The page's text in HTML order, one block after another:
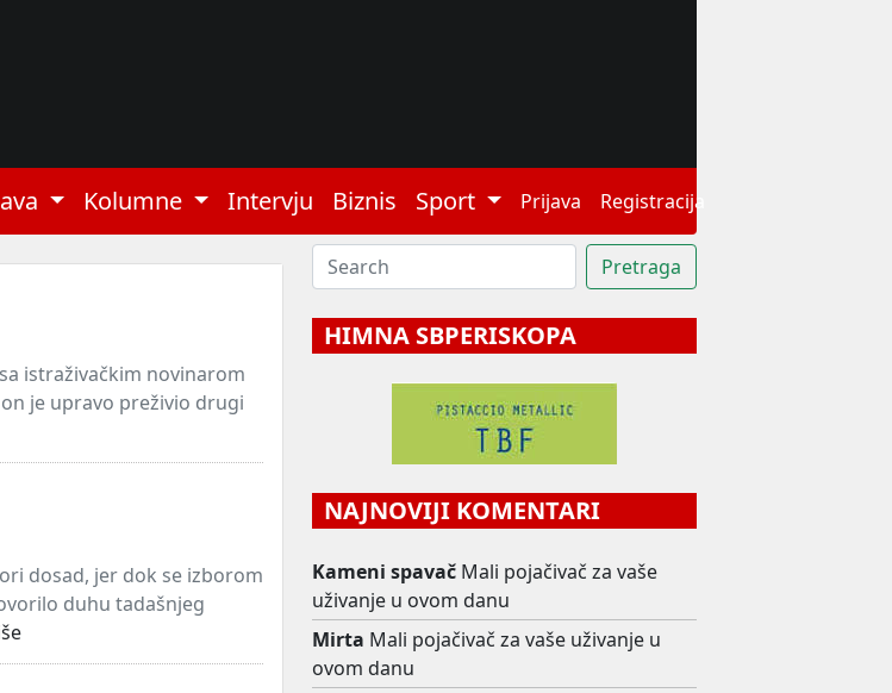
Kolumne Intervju Biznis Sport Prijava Registracija
istraživačkim novinarom
je upravo preživio drugi
dosad, jer dok se izborom
duhu tadašnjeg
HIMNA SBPERISKOPA
NAJNOVIJI KOMENTARI
Kameni spavač Mali pojačivač za vaše
uživanje u ovom danu
Mirta Mali pojačivač za vaše uživanje u
ovom danu